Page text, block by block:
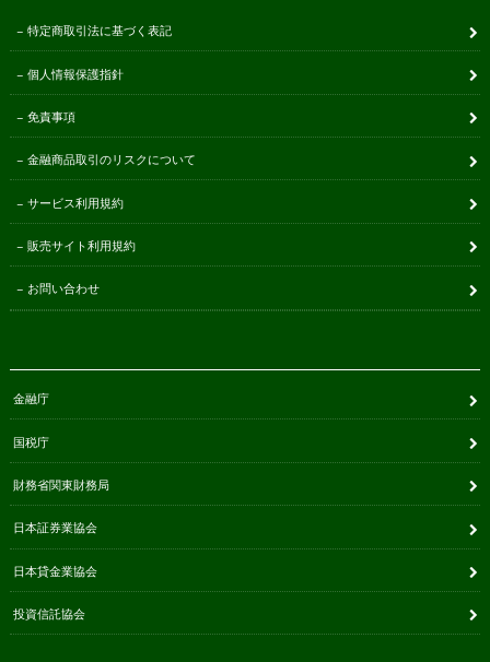
特定商取引法に基づく表記
個人情報保護指針
免責事項
金融商品取引のリスクについて
サービス利用規約
販売サイト利用規約
お問い合わせ
金融庁
国税庁
財務省関東財務局
日本証券業協会
日本貸金業協会
投資信託協会